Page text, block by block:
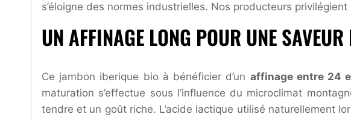
s’éloigne des normes industrielles. Nos producteurs
UN AFFINAGE LONG POUR UNE SAVEUR
Ce jambon iberique bio à bénéficier d’un affinage entre 24
maturation s’effectue sous l’influence du microclimat
tendre et un goût riche. L’acide lactique utilisé naturellement